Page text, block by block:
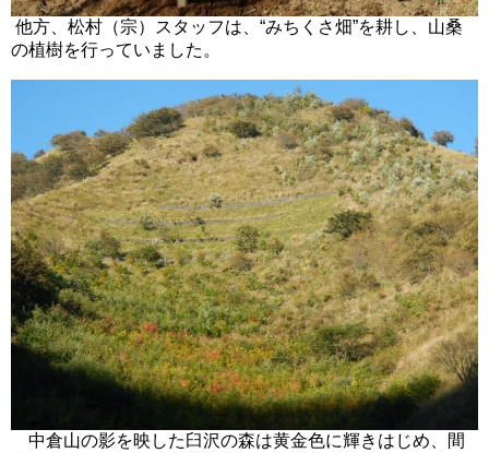
他方、松村（宗）スタッフは、“みちくさ畑”を耕し、山桑
の植樹を行っていました。
中倉山の影を映した臼沢の森は黄金色に輝きはじめ、間